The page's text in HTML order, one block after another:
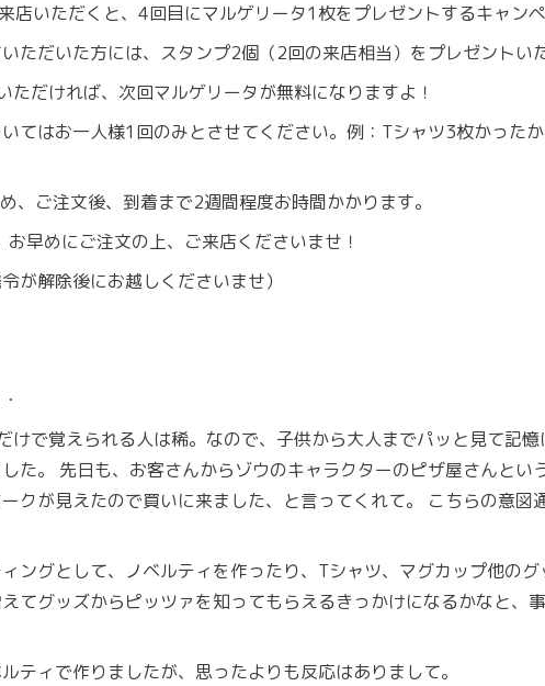
いただくと、4回目にマルゲリータ1枚をプレゼントするキャンペ
ただいた方には、スタンプ2個（2回の来店相当）をプレゼントい
だければ、次回マルゲリータが無料になりますよ！
てはお一人様1回のみとさせてください。例：Tシャツ3枚かった
、ご注文後、到着まで2週間程度お時間かかります。
早めにご注文の上、ご来店くださいませ！
が解除後にお越しくださいませ）
けで覚えられる人は稀。なので、子供から大人までパッと見て記
た。 先日も、お客さんからゾウのキャラクターのピザ屋さんとい
クが見えたので買いに来ました、と言ってくれて。 こちらの意図
ングとして、ノベルティを作ったり、Tシャツ、マグカップ他の
てグッズからピッツァを知ってもらえるきっかけになるかなと、
ティで作りましたが、思ったよりも反応はありまして。